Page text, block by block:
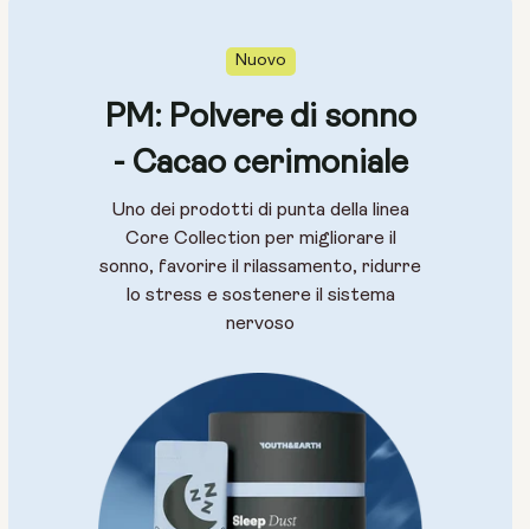
Nuovo
PM: Polvere di sonno
- Cacao cerimoniale
Uno dei prodotti di punta della linea
Core Collection per migliorare il
sonno, favorire il rilassamento, ridurre
lo stress e sostenere il sistema
nervoso